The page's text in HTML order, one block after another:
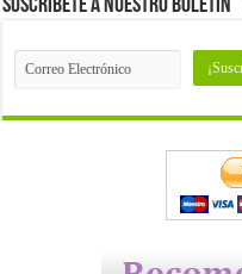
Suscríbete a nuestro Boletín